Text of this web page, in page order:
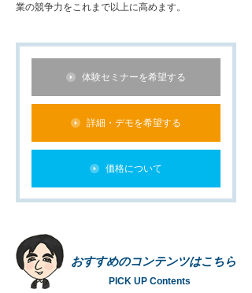
業の競争力をこれまで以上に高めます。
体験セミナーを希望する
詳細・デモを希望する
価格について
おすすめのコンテンツはこちら
PICK UP Contents